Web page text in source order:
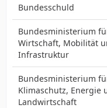
Bundesschuld
Bundesministerium
Wirtschaft, Mobilität
Infrastruktur
Bundesministerium
Klimaschutz, Energie
Landwirtschaft